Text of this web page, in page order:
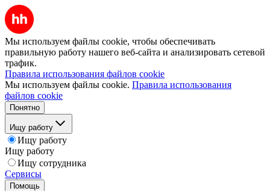
Мы используем файлы cookie, чтобы обеспечивать
правильную работу нашего веб-сайта и анализировать сетевой
трафик.
Правила использования файлов cookie
Мы используем файлы cookie. Правила использования
файлов cookie
Понятно
Ищу работу
Ищу работу
Ищу работу
Ищу сотрудника
Сервисы
Помощь